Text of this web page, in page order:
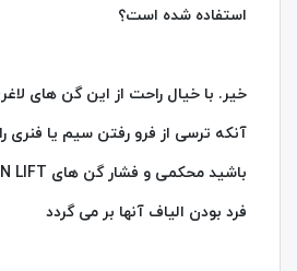
استفاده شده است؟
خیر. با خیال راحت از این گن های
آنکه ترسی از فرو رفتن سیم یا فنری
فرد بودن الیاف آنها بر می گردد